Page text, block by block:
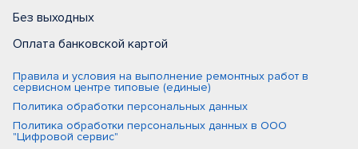
Без выходных
Оплата банковской картой
Правила и условия на выполнение ремонтных работ в
сервисном центре типовые (единые)
Политика обработки персональных данных
Политика обработки персональных данных в ООО
"Цифровой сервис"